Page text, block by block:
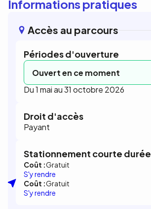
Informations pratiques
Accès au parcours
Périodes d'ouverture
Ouvert en ce moment
Du 1 mai au 31 octobre 2026
Droit d'accès
Payant
Stationnement courte durée
Coût :Gratuit
S'y rendre
Coût :Gratuit
S'y rendre